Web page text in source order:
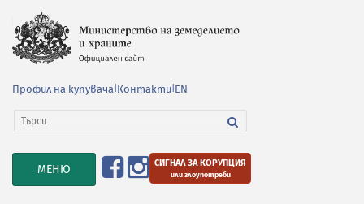
Профил на купувача Контакти EN
TOGGLE
NAVIGATION
МЕНЮ СИГНАЛ ЗА КОРУПЦИЯ
или злоупотреби